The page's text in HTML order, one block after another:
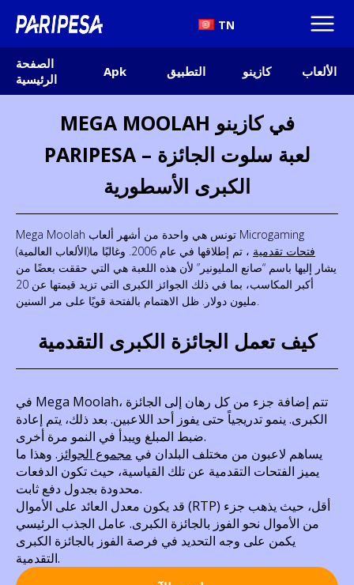
TN
الصفحة
الرئيسية
Apk التطبيق كازينو الألعاب
MEGA MOOLAH في كازينو
PARIPESA – لعبة سلوت الجائزة
الكبرى الأسطورية
Mega Moolah تونس هي واحدة من أشهر ألعاب Microgaming
(الألعاب العالمية)
فتحات تقدمية
، تم إطلاقها في عام 2006. وغالبًا ما
يشار إليها باسم “صانع المليونير” لأن هذه اللعبة هي التي حققت بعضًا من
أكبر المكاسب، بما في ذلك الجوائز الكبرى التي تزيد قيمتها عن 20
مليون دولار. ظل الاهتمام بالفتحة قويًا على مر السنين.
كيف تعمل الجائزة الكبرى التقدمية
في Mega Moolah، تتم إضافة جزء من كل رهان إلى الجائزة
الكبرى. ينمو تدريجياً حتى يفوز أحد اللاعبين. بعد ذلك، يتم إعادة
ضبط المبلغ ويبدأ في النمو مرة أخرى.
يساهم لاعبون من مختلف البلدان في مجموع الجوائز . وهذا ما
يميز الفتحات التقدمية عن تلك القياسية، حيث تكون الدفعات
محدودة بجدول دفع ثابت.
قد يكون معدل العائد على الأموال (RTP) أقل، حيث يذهب جزء
من الأموال نحو الفوز بالجائزة الكبرى. عامل الجذب الرئيسي
يكمن على وجه التحديد في فرصة الفوز بالجائزة الكبرى
التقدمية.